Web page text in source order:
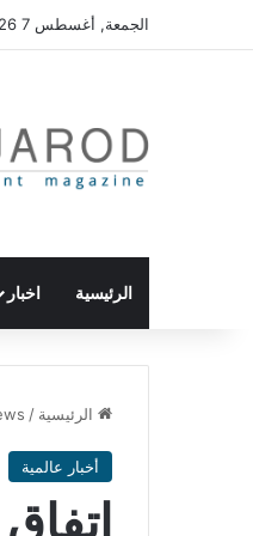
الجمعة, أغسطس 7 2026
الرئيسية اخبار
الرئيسية /
أخبار عالمية